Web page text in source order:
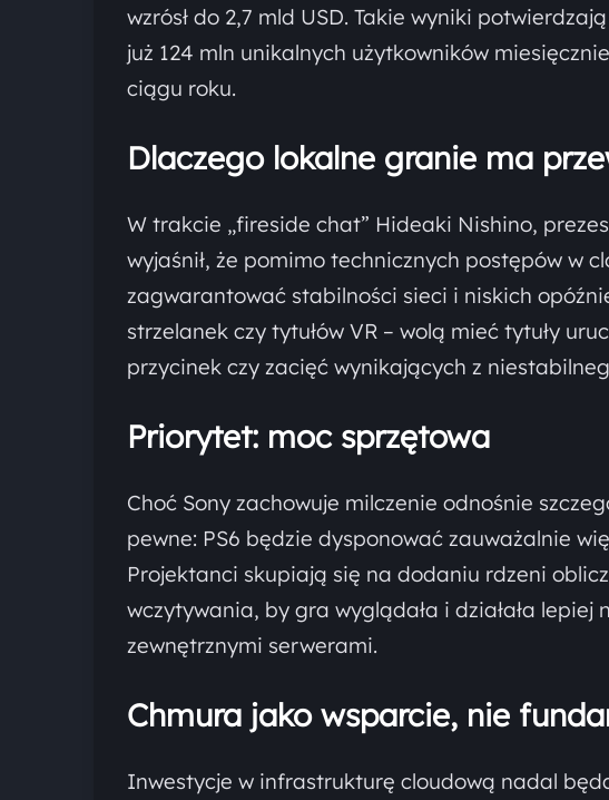
wzrósł do 2,7 mld USD. Takie wyniki
już 124 mln unikalnych użytkowników
ciągu roku.
Dlaczego lokalne granie ma
W trakcie „fireside chat” Hideaki Nishino,
wyjaśnił, że pomimo technicznych postępów w
zagwarantować stabilności sieci i niskich
strzelanek czy tytułów VR – wolą mieć tytuły
przycinek czy zacięć wynikających z
Priorytet: moc sprzętowa
Choć Sony zachowuje milczenie odnośnie
pewne: PS6 będzie dysponować zauważalnie
Projektanci skupiają się na dodaniu rdzeni
wczytywania, by gra wyglądała i działała
zewnętrznymi serwerami.
Chmura jako wsparcie, nie
Inwestycje w infrastrukturę cloudową nadal